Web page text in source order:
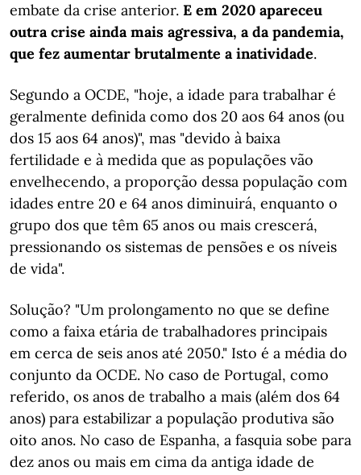
embate da crise anterior. E em 2020 apareceu
outra crise ainda mais agressiva, a da pandemia,
que fez aumentar brutalmente a inatividade.
Segundo a OCDE, "hoje, a idade para trabalhar é
geralmente definida como dos 20 aos 64 anos (ou
dos 15 aos 64 anos)", mas "devido à baixa
fertilidade e à medida que as populações vão
envelhecendo, a proporção dessa população com
idades entre 20 e 64 anos diminuirá, enquanto o
grupo dos que têm 65 anos ou mais crescerá,
pressionando os sistemas de pensões e os níveis
de vida".
Solução? "Um prolongamento no que se define
como a faixa etária de trabalhadores principais
em cerca de seis anos até 2050." Isto é a média do
conjunto da OCDE. No caso de Portugal, como
referido, os anos de trabalho a mais (além dos 64
anos) para estabilizar a população produtiva são
oito anos. No caso de Espanha, a fasquia sobe para
dez anos ou mais em cima da antiga idade de